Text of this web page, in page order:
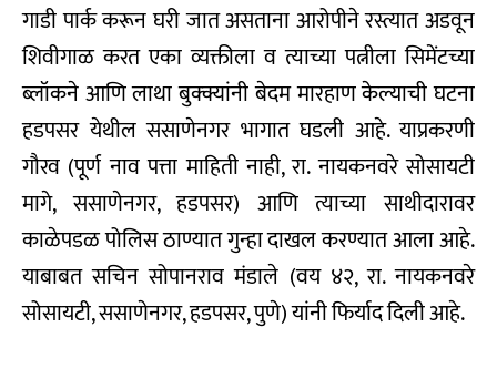
गाडी पार्क करून घरी जात असताना आरोपीने रस्त्यात अडवून
शिवीगाळ करत एका व्यक्तीला व त्याच्या पत्नीला सिमेंटच्या
ब्लॉकने आणि लाथा बुक्क्यांनी बेदम मारहाण केल्याची घटना
हडपसर येथील ससाणेनगर भागात घडली आहे. याप्रकरणी
गौरव (पूर्ण नाव पत्ता माहिती नाही, रा. नायकनवरे सोसायटी
मागे, ससाणेनगर, हडपसर) आणि त्याच्या साथीदारावर
काळेपडळ पोलिस ठाण्यात गुन्हा दाखल करण्यात आला आहे.
याबाबत सचिन सोपानराव मंडाले (वय ४२, रा. नायकनवरे
सोसायटी, ससाणेनगर, हडपसर, पुणे) यांनी फिर्याद दिली आहे.